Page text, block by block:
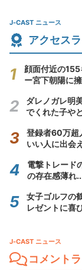
J-CAST ニュース
アクセス
顔面付近の
ー宮下朝陽に
ダレノガレ明
でくれた子や
登録者60万
いい人に出会
電撃トレード
の存在感薄れ
女子ゴルフの
レゼントに喜
J-CAST ニュース
コメント